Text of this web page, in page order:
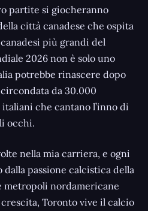
partite si giocheranno
città canadese che ospita
più grandi del
2026 non è solo uno
potrebbe rinascere dopo
da 30.000
che cantano l’inno di
occhi.
nella mia carriera, e ogni
passione calcistica della
metropoli nordamericane
Toronto vive il calcio